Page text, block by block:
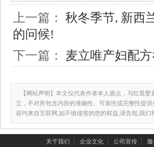
上一篇： 秋冬季节, 新西
的问候!
下一篇： 麦立唯产妇配
【网站声明】本文仅代表作者本人观点，与红星
立，不对所包含内容的准确性、可靠性或完整性提
容均来自互联网,如不慎侵害的您的权益,请告知,我们
关于我们 ┆ 企业文化 ┆ 公司宣传 ┆